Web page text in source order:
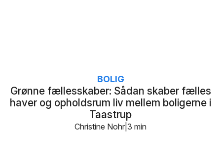
Grønne fællesskaber: Sådan skaber fælles
haver og opholdsrum liv mellem boligerne i
Taastrup
BOLIG
3 min
Christine Nohr